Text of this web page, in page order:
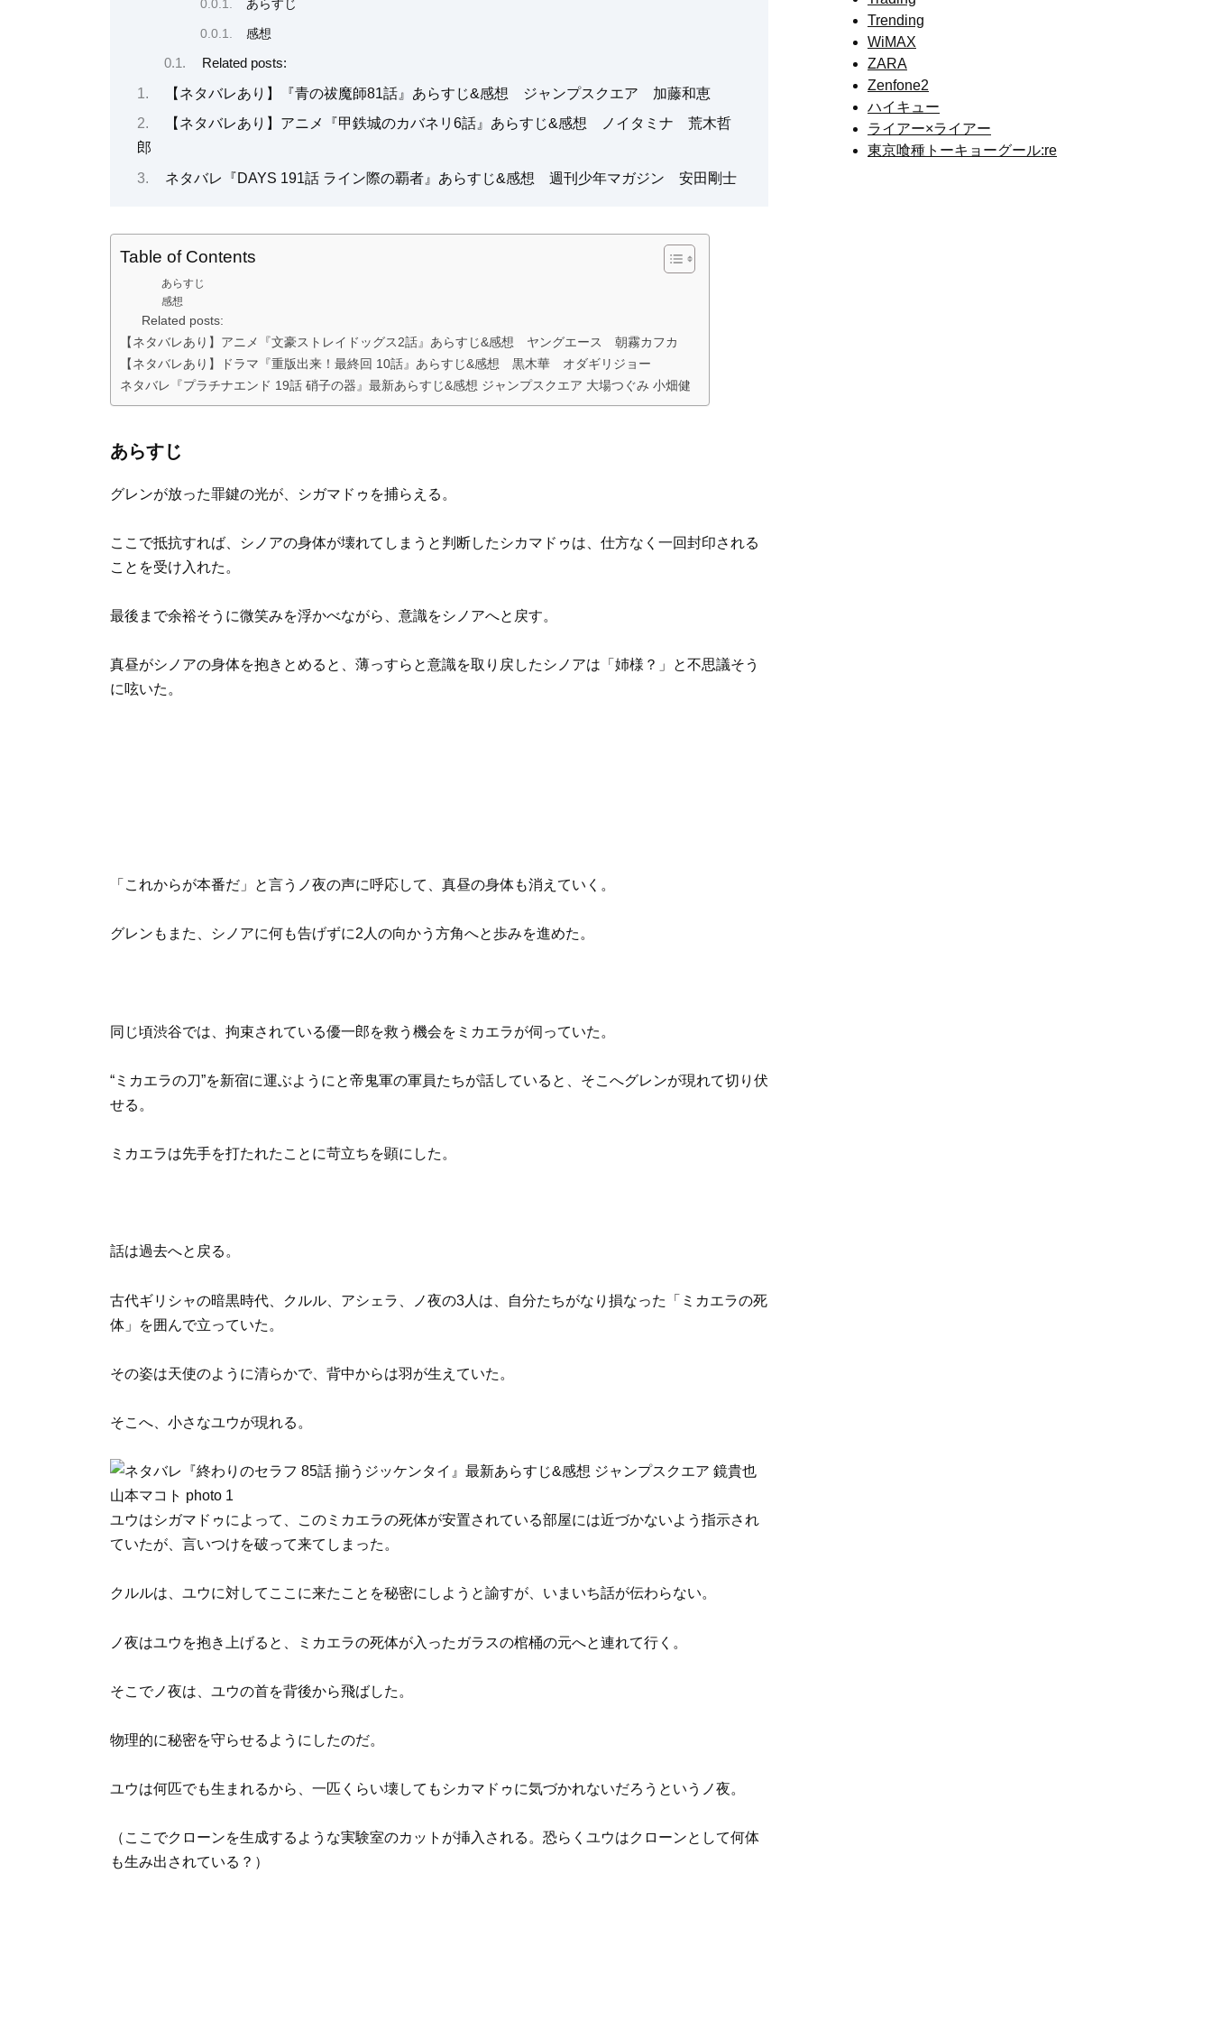
あらすじ
感想
Related posts:
【ネタバレあり】『青の祓魔師81話』あらすじ&感想 ジャンプスクエア 加藤和恵
【ネタバレあり】アニメ『甲鉄城のカバネリ6話』あらすじ&感想 ノイタミナ 荒木哲
郎
ネタバレ『DAYS 191話 ライン際の覇者』あらすじ&感想 週刊少年マガジン 安田剛士
Table of Contents
あらすじ
感想
Related posts:
【ネタバレあり】アニメ『文豪ストレイドッグス2話』あらすじ&感想 ヤングエース 朝霧カフカ
【ネタバレあり】ドラマ『重版出来！最終回 10話』あらすじ&感想 黒木華 オダギリジョー
ネタバレ『プラチナエンド 19話 硝子の器』最新あらすじ&感想 ジャンプスクエア 大場つぐみ 小畑健
あらすじ
グレンが放った罪鍵の光が、シガマドゥを捕らえる。
ここで抵抗すれば、シノアの身体が壊れてしまうと判断したシカマドゥは、仕方なく一回封印される
ことを受け入れた。
最後まで余裕そうに微笑みを浮かべながら、意識をシノアへと戻す。
真昼がシノアの身体を抱きとめると、薄っすらと意識を取り戻したシノアは「姉様？」と不思議そう
に呟いた。
「これからが本番だ」と言うノ夜の声に呼応して、真昼の身体も消えていく。
グレンもまた、シノアに何も告げずに2人の向かう方角へと歩みを進めた。
同じ頃渋谷では、拘束されている優一郎を救う機会をミカエラが伺っていた。
“ミカエラの刀”を新宿に運ぶようにと帝鬼軍の軍員たちが話していると、そこへグレンが現れて切り伏
せる。
ミカエラは先手を打たれたことに苛立ちを顕にした。
話は過去へと戻る。
古代ギリシャの暗黒時代、クルル、アシェラ、ノ夜の3人は、自分たちがなり損なった「ミカエラの死
体」を囲んで立っていた。
その姿は天使のように清らかで、背中からは羽が生えていた。
そこへ、小さなユウが現れる。
ユウはシガマドゥによって、このミカエラの死体が安置されている部屋には近づかないよう指示され
ていたが、言いつけを破って来てしまった。
クルルは、ユウに対してここに来たことを秘密にしようと諭すが、いまいち話が伝わらない。
ノ夜はユウを抱き上げると、ミカエラの死体が入ったガラスの棺桶の元へと連れて行く。
そこでノ夜は、ユウの首を背後から飛ばした。
物理的に秘密を守らせるようにしたのだ。
ユウは何匹でも生まれるから、一匹くらい壊してもシカマドゥに気づかれないだろうというノ夜。
（ここでクローンを生成するような実験室のカットが挿入される。恐らくユウはクローンとして何体
も生み出されている？）
Trending
WiMAX
ZARA
Zenfone2
ハイキュー
ライアー×ライアー
東京喰種トーキョーグール:re